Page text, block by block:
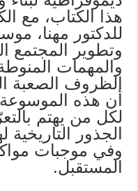
هذا الكتاب، مع
للدكتور مهنا،
وتطوير المجتمع
والمهمات
الظروف الصعبة
أن هذه
لكل من يهتم
الجذور
وفي موجبات
المستقبل.